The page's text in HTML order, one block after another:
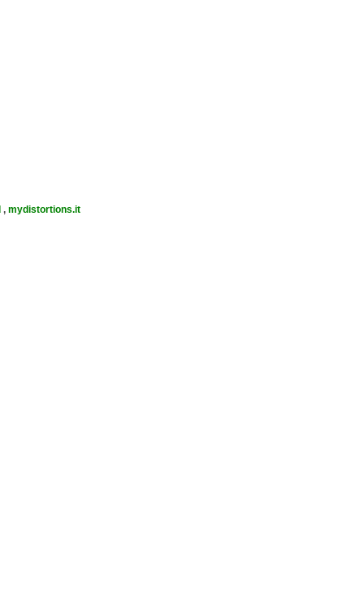
, mydistortions.it